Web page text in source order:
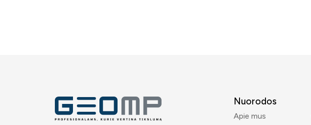
Nuorodos
Apie mus